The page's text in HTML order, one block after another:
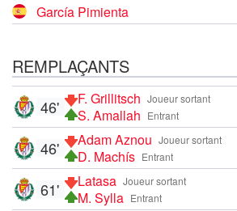
García Pimienta
REMPLAÇANTS
Joueur sortant
F. Grillitsch
Entrant
S. Amallah
46'
Joueur sortant
Adam Aznou
Entrant
D. Machís
46'
Joueur sortant
Latasa
Entrant
M. Sylla
61'